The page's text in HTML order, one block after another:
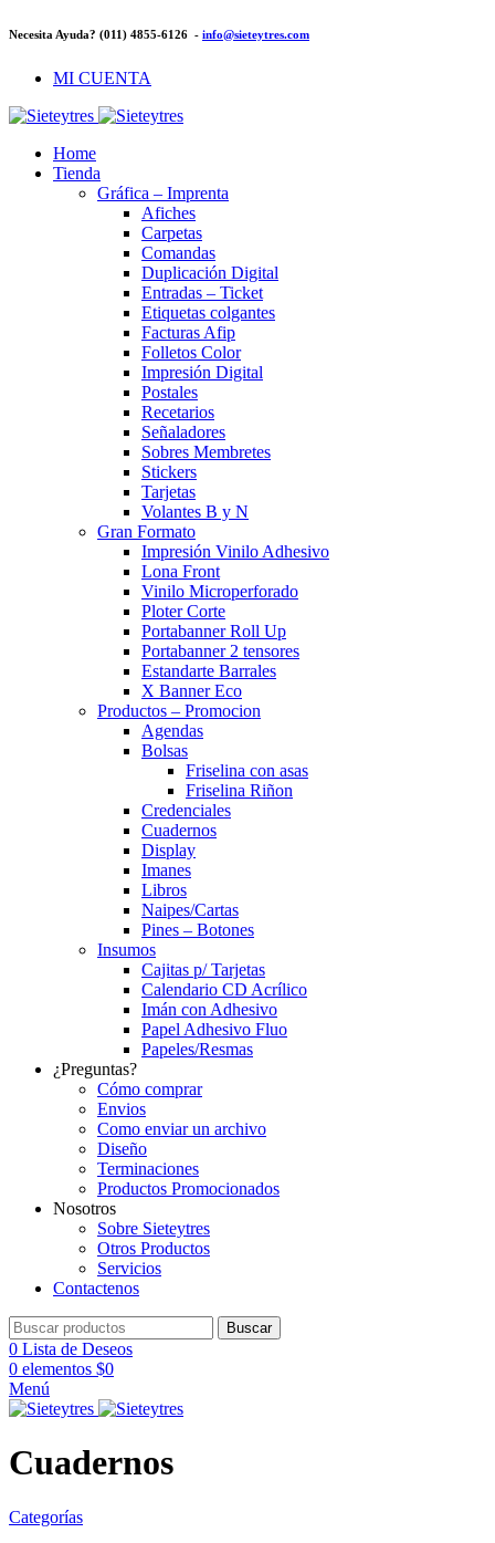
Necesita Ayuda? (011) 4855-6126 - info@sieteytres.com
MI CUENTA
Home
Tienda
Gráfica – Imprenta
Afiches
Carpetas
Comandas
Duplicación Digital
Entradas – Ticket
Etiquetas colgantes
Facturas Afip
Folletos Color
Impresión Digital
Postales
Recetarios
Señaladores
Sobres Membretes
Stickers
Tarjetas
Volantes B y N
Gran Formato
Impresión Vinilo Adhesivo
Lona Front
Vinilo Microperforado
Ploter Corte
Portabanner Roll Up
Portabanner 2 tensores
Estandarte Barrales
X Banner Eco
Productos – Promocion
Agendas
Bolsas
Friselina con asas
Friselina Riñon
Credenciales
Cuadernos
Display
Imanes
Libros
Naipes/Cartas
Pines – Botones
Insumos
Cajitas p/ Tarjetas
Calendario CD Acrílico
Imán con Adhesivo
Papel Adhesivo Fluo
Papeles/Resmas
¿Preguntas?
Cómo comprar
Envios
Como enviar un archivo
Diseño
Terminaciones
Productos Promocionados
Nosotros
Sobre Sieteytres
Otros Productos
Servicios
Contactenos
Buscar
0 Lista de Deseos
0 elementos $0
Menú
Cuadernos
Categorías